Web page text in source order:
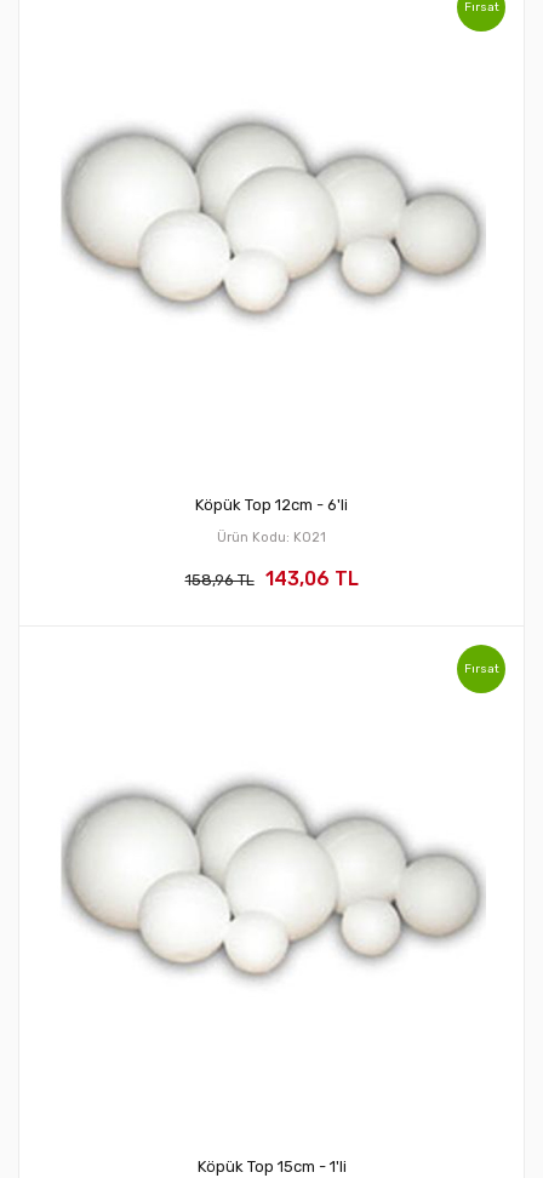
Fırsat
Köpük Top 12cm - 6'li
Ürün Kodu: KO21
158,96 TL 143,06 TL
Fırsat
Köpük Top 15cm - 1'li